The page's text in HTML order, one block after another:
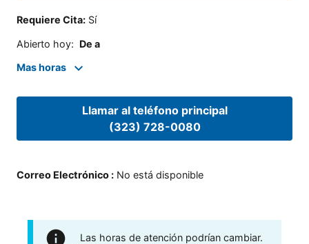
Requiere Cita: Sí
Abierto hoy: De a
Mas horas
Llamar al teléfono principal
(323) 728-0080
Correo Electrónico : No está disponible
Las horas de atención podrían cambiar.